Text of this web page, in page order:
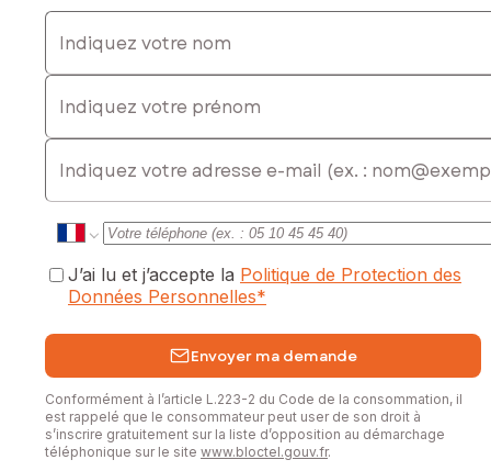
Indiquez votre nom
Indiquez votre prénom
E-mail
J’ai lu et j’accepte la Politique de Protection des
Données Personnelles*
Envoyer ma demande
Conformément à l’article L.223-2 du Code de la consommation, il
est rappelé que le consommateur peut user de son droit à
s’inscrire gratuitement sur la liste d’opposition au démarchage
téléphonique sur le site www.bloctel.gouv.fr.